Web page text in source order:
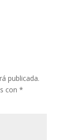
publicada.
con *